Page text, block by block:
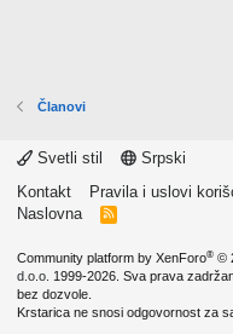
Članovi
Svetli stil
Srpski
Kontakt
Pravila i uslovi
Naslovna
R
Community platform by XenForo® ©
d.o.o. 1999-2026. Sva prava
bez dozvole.
Krstarica ne snosi odgovornost za